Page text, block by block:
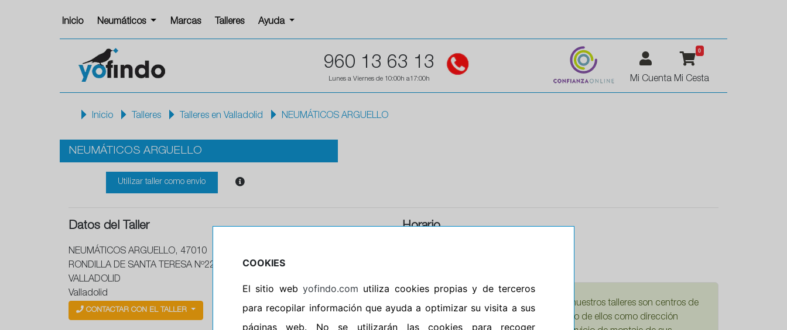
Inicio Neumáticos Marcas Talleres Ayuda
960 13 63 13
Lunes a Viernes de 10:00h a17:00h Mi Cuenta
0
Mi Cesta
Inicio Talleres Talleres en Valladolid NEUMÁTICOS ARGUELLO
NEUMÁTICOS ARGUELLO
Utilizar taller como envio
Datos del Taller
NEUMÁTICOS ARGUELLO, 47010
RONDILLA DE SANTA TERESA Nº22
VALLADOLID
Valladolid
CONTACTAR CON EL TALLER
Horario
Aviso importante:
Le recordamos que nuestros talleres son centros de
montaje, no de recogida. Si escoge uno de ellos como dirección
COOKIES
El sitio web yofindo.com utiliza cookies propias y de terceros
para recopilar información que ayuda a optimizar su visita a sus
páginas web. No se utilizarán las cookies para recoger